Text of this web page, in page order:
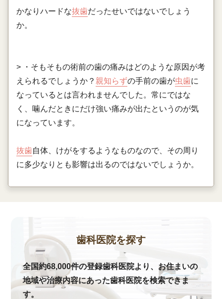
かなりハードな抜歯だったせいではないでしょう
か。
> ・そもそもの術前の歯の痛みはどのような原因が考
えられるでしょうか？ 親知らずの手前の歯が虫歯に
なっているとは言われませんでした。常にではな
く、噛んだときにだけ強い痛みが出たというのが気
になっています。
抜歯自体、けがをするようなものなので、その周り
に多少なりとも影響は出るのではないでしょうか。
歯科医院を探す
全国約68,000件の登録歯科医院より、お住まいの
地域や治療内容にあった歯科医院を検索できま
す。